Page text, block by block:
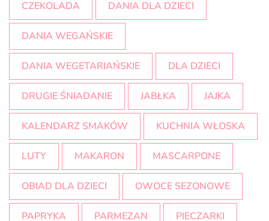
CZEKOLADA DANIA DLA DZIECI
DANIA WEGAŃSKIE
DANIA WEGETARIAŃSKIE DLA DZIECI
DRUGIE ŚNIADANIE JABŁKA JAJKA
KALENDARZ SMAKÓW KUCHNIA WŁOSKA
LUTY MAKARON MASCARPONE
OBIAD DLA DZIECI OWOCE SEZONOWE
PAPRYKA PARMEZAN PIECZARKI